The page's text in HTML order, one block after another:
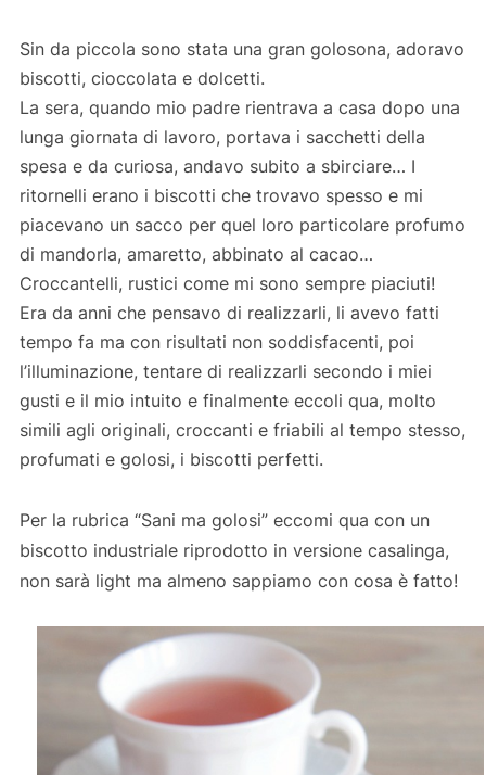
Sin da piccola sono stata una gran golosona, adoravo
biscotti, cioccolata e dolcetti.
La sera, quando mio padre rientrava a casa dopo una
lunga giornata di lavoro, portava i sacchetti della
spesa e da curiosa, andavo subito a sbirciare… I
ritornelli erano i biscotti che trovavo spesso e mi
piacevano un sacco per quel loro particolare profumo
di mandorla, amaretto, abbinato al cacao…
Croccantelli, rustici come mi sono sempre piaciuti!
Era da anni che pensavo di realizzarli, li avevo fatti
tempo fa ma con risultati non soddisfacenti, poi
l’illuminazione, tentare di realizzarli secondo i miei
gusti e il mio intuito e finalmente eccoli qua, molto
simili agli originali, croccanti e friabili al tempo stesso,
profumati e golosi, i biscotti perfetti.
Per la rubrica “Sani ma golosi” eccomi qua con un
biscotto industriale riprodotto in versione casalinga,
non sarà light ma almeno sappiamo con cosa è fatto!